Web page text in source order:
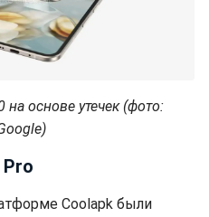
основе утечек (фото:
Coolapk были